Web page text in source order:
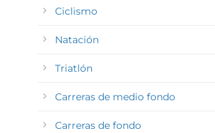
Ciclismo
Natación
Triatlón
Carreras de medio fondo
Carreras de fondo